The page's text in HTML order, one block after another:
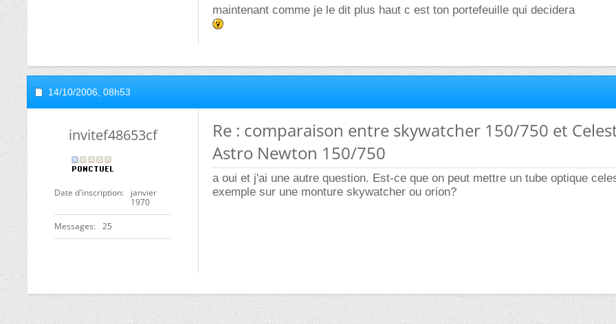
maintenant comme je le dit plus haut c est ton portefeuille qui decidera
14/10/2006, 08h53
invitef48653cf
Date d'inscription
janvier
1970
Messages 25
Re : comparaison entre skywatcher 150/750 et
Astro Newton 150/750
a oui et j'ai une autre question. Est-ce que on peut mettre un tube optique
exemple sur une monture skywatcher ou orion?